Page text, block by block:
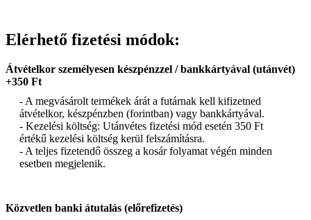
Elérhető fizetési módok:
Átvételkor személyesen készpénzzel / bankkártyával (utánvét)
+350 Ft
- A megvásárolt termékek árát a futárnak kell kifizetned
átvételkor, készpénzben (forintban) vagy bankkártyával.
- Kezelési költség: Utánvétes fizetési mód esetén 350 Ft
értékű kezelési költség kerül felszámításra.
- A teljes fizetendő összeg a kosár folyamat végén minden
esetben megjelenik.
Közvetlen banki átutalás (előrefizetés)